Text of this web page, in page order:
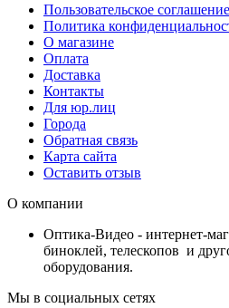
Пользовательское соглашение
Политика
О магазине
Оплата
Доставка
Контакты
Для юр.лиц
Города
Обратная связь
Карта сайта
Оставить отзыв
О компании
Оптика-Видео - интернет-
биноклей, телескопов и
оборудования.
Мы в социальных сетях